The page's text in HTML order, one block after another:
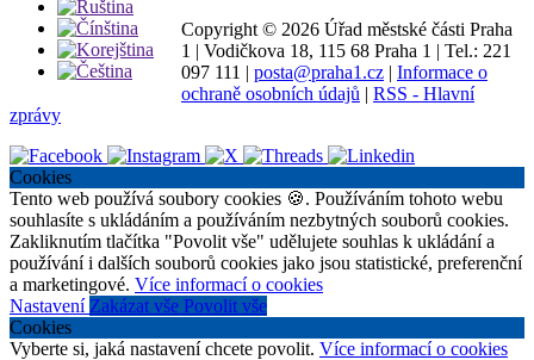
Copyright © 2026 Úřad městské části Praha
1 | Vodičkova 18, 115 68 Praha 1 | Tel.: 221
097 111 | posta@praha1.cz | Informace o
ochraně osobních údajů | RSS - Hlavní
zprávy
Cookies
Tento web používá soubory cookies 🍪. Používáním tohoto webu
souhlasíte s ukládáním a používáním nezbytných souborů cookies.
Zakliknutím tlačítka "Povolit vše" udělujete souhlas k ukládání a
používání i dalších souborů cookies jako jsou statistické, preferenční
a marketingové. Více informací o cookies
Nastavení Zakázat vše Povolit vše
Cookies
Vyberte si, jaká nastavení chcete povolit. Více informací o cookies